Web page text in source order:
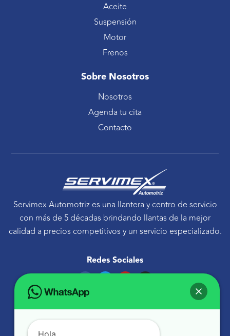
Aceite
Suspensión
Motor
Frenos
Sobre Nosotros
Nosotros
Agenda tu cita
Contacto
Servimex Automotriz es una llantera y centro de servicio
con más de 5 décadas brindando llantas de la mejor
calidad a precios competitivos y un servicio especializado.
Redes Sociales
F
c
e
o
o
T
e
r
Y
b
e
I
g
r
Avenida Tecnológico 30 Sur Querétaro, Qro.
Hola,